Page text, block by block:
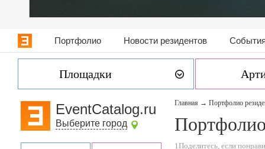
Портфолио Новости резидентов
Площадки
EventCatalog.ru
Выберите город
Главная → Портфолио
1Поделитесь, если